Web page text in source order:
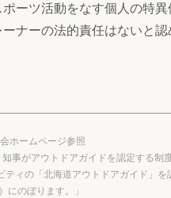
ーツ活動をなす個人の特
ナーの法的責任はないと認
ホームページ参照
事がアウトドアガイドを認定する制
ィの「北海道アウトドアガイド」を
にのぼります。」